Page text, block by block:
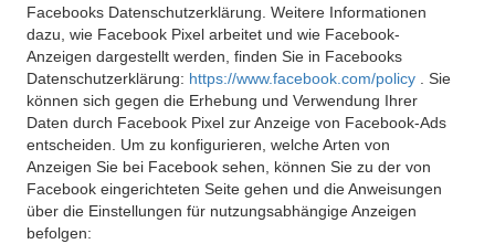
Facebooks Datenschutzerklärung. Weitere Informationen
dazu, wie Facebook Pixel arbeitet und wie Facebook-
Anzeigen dargestellt werden, finden Sie in Facebooks
Datenschutzerklärung: https://www.facebook.com/policy
. Sie
können sich gegen die Erhebung und Verwendung Ihrer
Daten durch Facebook Pixel zur Anzeige von Facebook-Ads
entscheiden. Um zu konfigurieren, welche Arten von
Anzeigen Sie bei Facebook sehen, können Sie zu der von
Facebook eingerichteten Seite gehen und die Anweisungen
über die Einstellungen für nutzungsabhängige Anzeigen
befolgen: